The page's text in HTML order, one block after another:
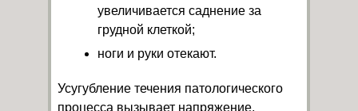
увеличивается саднение за
грудной клеткой;
ноги и руки отекают.
Усугубление течения патологического
процесса вызывает напряжение,